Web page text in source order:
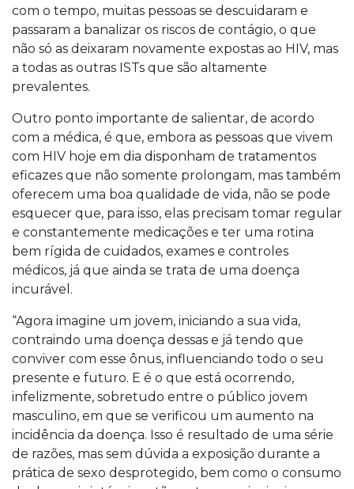
com o tempo, muitas pessoas se descuidaram e
passaram a banalizar os riscos de contágio, o que
não só as deixaram novamente expostas ao HIV, mas
a todas as outras ISTs que são altamente
prevalentes.
Outro ponto importante de salientar, de acordo
com a médica, é que, embora as pessoas que vivem
com HIV hoje em dia disponham de tratamentos
eficazes que não somente prolongam, mas também
oferecem uma boa qualidade de vida, não se pode
esquecer que, para isso, elas precisam tomar regular
e constantemente medicações e ter uma rotina
bem rígida de cuidados, exames e controles
médicos, já que ainda se trata de uma doença
incurável.
“Agora imagine um jovem, iniciando a sua vida,
contraindo uma doença dessas e já tendo que
conviver com esse ônus, influenciando todo o seu
presente e futuro. E é o que está ocorrendo,
infelizmente, sobretudo entre o público jovem
masculino, em que se verificou um aumento na
incidência da doença. Isso é resultado de uma série
de razões, mas sem dúvida a exposição durante a
prática de sexo desprotegido, bem como o consumo